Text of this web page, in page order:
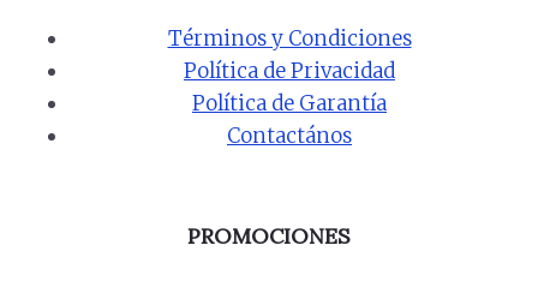
Términos y Condiciones
Política de Privacidad
Política de Garantía
Contactános
PROMOCIONES